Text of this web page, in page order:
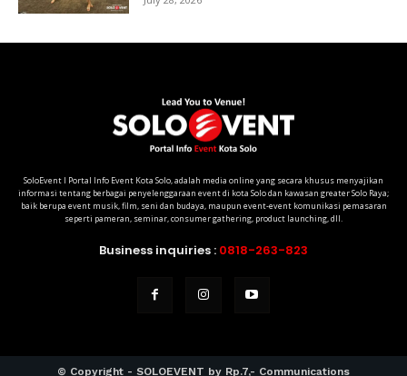
SoloEvent I Portal Info Event Kota Solo, adalah media online yang secara khusus menyajikan
informasi tentang berbagai penyelenggaraan event di kota Solo dan kawasan greater Solo Raya;
baik berupa event musik, film, seni dan budaya, maupun event-event komunikasi pemasaran
seperti pameran, seminar, consumer gathering, product launching, dll.
Business inquiries : 0818-263-823
© Copyright - SOLOEVENT by Rp.7,- Communications